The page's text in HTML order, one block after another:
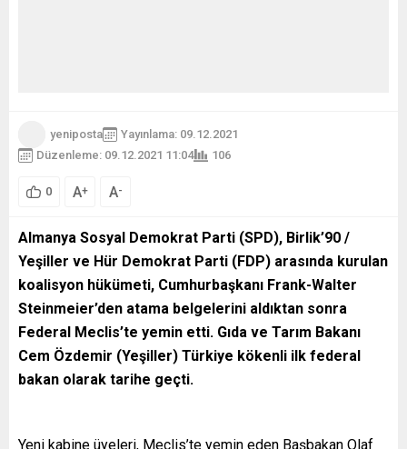
yeniposta
Yayınlama: 09.12.2021
Düzenleme: 09.12.2021 11:04
106
0 A+ A-
Almanya Sosyal Demokrat Parti (SPD), Birlik’90 /
Yeşiller ve Hür Demokrat Parti (FDP) arasında kurulan
koalisyon hükümeti, Cumhurbaşkanı Frank-Walter
Steinmeier’den atama belgelerini aldıktan sonra
Federal Meclis’te yemin etti. Gıda ve Tarım Bakanı
Cem Özdemir (Yeşiller) Türkiye kökenli ilk federal
bakan olarak tarihe geçti.
Yeni kabine üyeleri, Meclis’te yemin eden Başbakan Olaf